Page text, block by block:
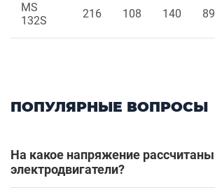
MS
132S
216 108 140 89
ПОПУЛЯРНЫЕ ВОПРОСЫ
На какое напряжение рассчитаны
электродвигатели?